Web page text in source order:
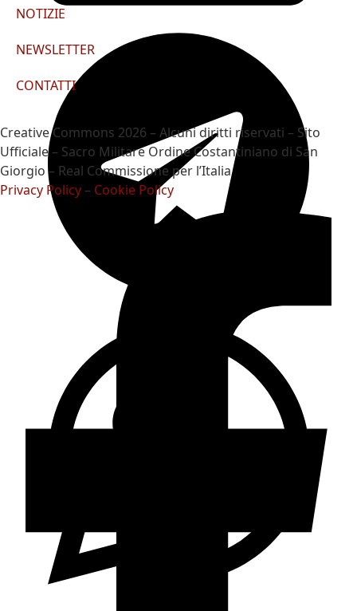
NOTIZIE
NEWSLETTER
CONTATTI
Creative Commons 2026 – Alcuni diritti riservati – Sito
Ufficiale – Sacro Militare Ordine Costantiniano di San
Giorgio – Real Commissione per l’Italia
Privacy Policy – Cookie Policy